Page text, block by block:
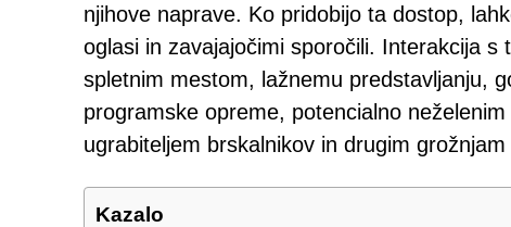
njihove naprave. Ko pridobijo ta dostop,
oglasi in zavajajočimi sporočili. Interakcija
spletnim mestom, lažnemu predstavljanju,
programske opreme, potencialno
ugrabiteljem brskalnikov in drugim
Kazalo